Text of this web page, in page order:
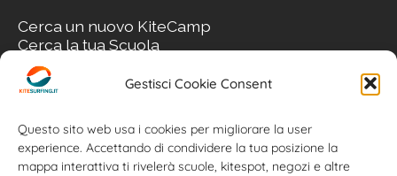
Gestisci Cookie Consent
Questo sito web usa i cookies per migliorare la user
experience. Accettando di condividere la tua posizione la
mappa interattiva ti rivelerà scuole, kitespot, negozi e altre
Cerca un nuovo KiteCamp
Cerca la tua Scuola
Cerca il tuo KiteSpot
Cerca Accommodation
Cerca il tuo Usato